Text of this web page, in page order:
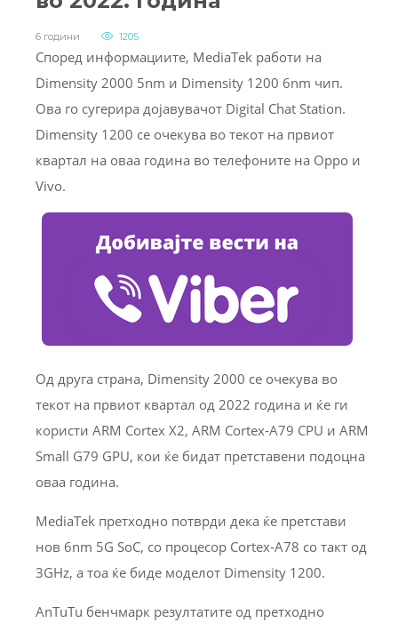
6 години 1205
Според информациите, MediaTek работи на
Dimensity 2000 5nm и Dimensity 1200 6nm чип.
Ова го сугерира дојавувачот Digital Chat Station.
Dimensity 1200 се очекува во текот на првиот
квартал на оваа година во телефоните на Oppo и
Vivo.
Од друга страна, Dimensity 2000 се очекува во
текот на првиот квартал од 2022 година и ќе ги
користи ARM Cortex X2, ARM Cortex-A79 CPU и ARM
Small G79 GPU, кои ќе бидат претставени подоцна
оваа година.
MediaTek претходно потврди дека ќе претстави
нов 6nm 5G SoC, со процесор Cortex-A78 со такт од
3GHz, а тоа ќе биде моделот Dimensity 1200.
AnTuTu бенчмарк резултатите од претходно